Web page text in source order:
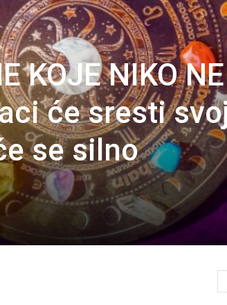
KOJE NIKO NE
će sresti
se silno